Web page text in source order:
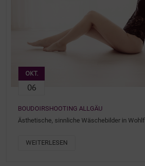
OKT.
06
BOUDOIRSHOOTING ALLGÄU
Ästhetische, sinnliche Wäschebilder in
WEITERLESEN